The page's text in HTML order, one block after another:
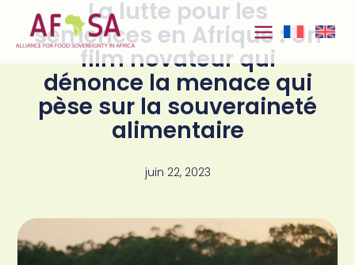
contenu
La lutte pour les
semences en Afrique : Un
film novateur qui
dénonce la menace qui
pèse sur la souveraineté
alimentaire
juin 22, 2023